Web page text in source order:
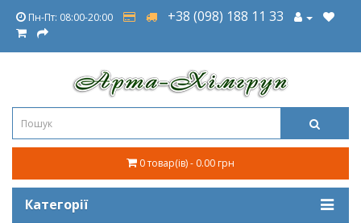
Пн-Пт: 08:00-20:00 +38 (098) 188 11 33
0 товар(ів) - 0.00 грн
Категорії